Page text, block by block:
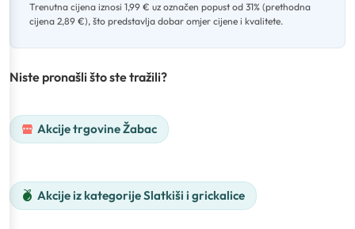
Trenutna cijena iznosi 1,99 € uz označen popust od 31% (prethodna
cijena 2,89 €), što predstavlja dobar omjer cijene i kvalitete.
Niste pronašli što ste tražili?
Akcije trgovine Žabac
Akcije iz kategorije Slatkiši i grickalice